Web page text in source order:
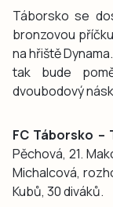
Táborsko se
bronzovou
na hřiště
tak bude
dvoubodový
FC Táborsko –
Pěchová, 21.
Michalcová,
Kubů, 30 diváků.